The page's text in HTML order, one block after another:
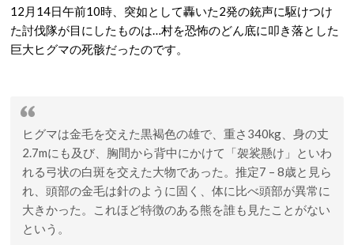
12月14日午前10時、突如として轟いた2発の銃声に駆けつけ
た討伐隊が目にしたものは…村を恐怖のどん底に叩き落とした
巨大ヒグマの死骸だったのです。
ヒグマは金毛を交えた黒褐色の雄で、重さ340kg、身の丈
2.7mにも及び、胸間から背中にかけて「袈裟懸け」といわ
れる弓状の白斑を交えた大物であった。推定7 – 8歳と見ら
れ、頭部の金毛は針のように固く、体に比べ頭部が異常に
大きかった。これほど特徴のある熊を誰も見たことがない
という。